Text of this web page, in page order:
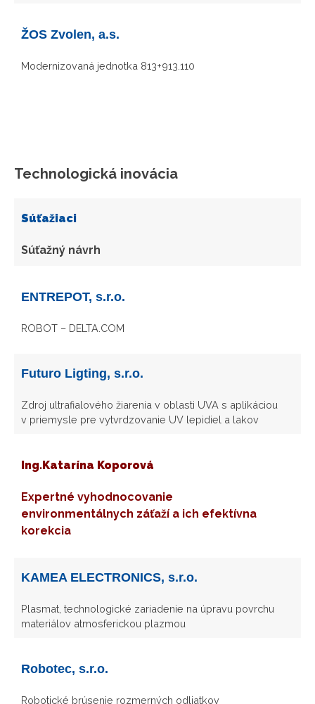
ŽOS Zvolen, a.s.
Modernizovaná jednotka 813+913.110
Technologická inovácia
Súťažiaci
Súťažný návrh
ENTREPOT, s.r.o.
ROBOT – DELTA.COM
Futuro Ligting, s.r.o.
Zdroj ultrafialového žiarenia v oblasti UVA s aplikáciou
v priemysle pre vytvrdzovanie UV lepidiel a lakov
Ing.Katarína Koporová
Expertné vyhodnocovanie
environmentálnych záťaží a ich efektívna
korekcia
KAMEA ELECTRONICS, s.r.o.
Plasmat, technologické zariadenie na úpravu povrchu
materiálov atmosferickou plazmou
Robotec, s.r.o.
Robotické brúsenie rozmerných odliatkov